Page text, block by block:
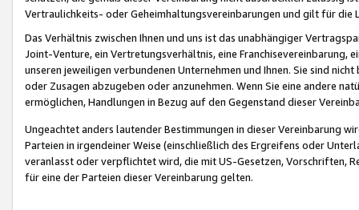
Vertraulichkeits- oder Geheimhaltungsvereinbarungen und gilt für die
Das Verhältnis zwischen Ihnen und uns ist das unabhängiger
Joint-Venture, ein Vertretungsverhältnis, eine Franchisevereinbarung,
unseren jeweiligen verbundenen Unternehmen und Ihnen. Sie sind
oder Zusagen abzugeben oder anzunehmen. Wenn Sie eine andere
ermöglichen, Handlungen in Bezug auf den Gegenstand dieser
Ungeachtet anders lautender Bestimmungen in dieser Vereinbarung
Parteien in irgendeiner Weise (einschließlich des Ergreifens oder
veranlasst oder verpflichtet wird, die mit US-Gesetzen, Vorschriften,
für eine der Parteien dieser Vereinbarung gelten.